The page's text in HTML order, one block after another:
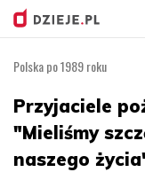
Polska po 1989 roku
Przyjaciele
"Mieliśmy
naszego